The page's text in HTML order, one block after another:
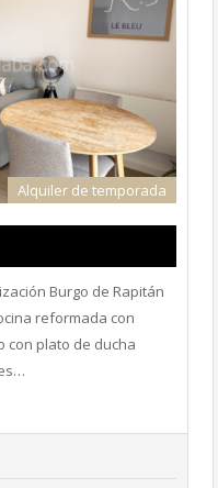
Alquiler de temporada
Burgo de Rapitán
reformada con
con plato de ducha